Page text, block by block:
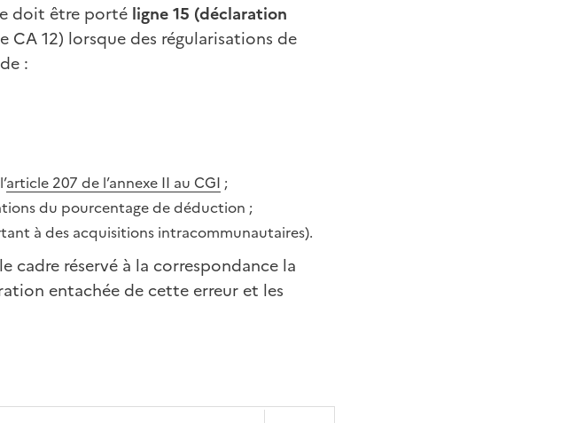
doit être porté ligne 15 (déclaration
CA 12) lorsque des régularisations de
:
article 207 de l’annexe II au CGI ;
du pourcentage de déduction ;
à des acquisitions intracommunautaires).
cadre réservé à la correspondance la
entachée de cette erreur et les